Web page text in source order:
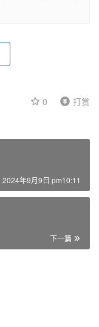
0 打赏
2024年9月9日 pm10:11
下一篇